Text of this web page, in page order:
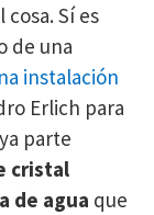
Sí es
de una
instalación
Erlich para
parte
cristal
de agua que